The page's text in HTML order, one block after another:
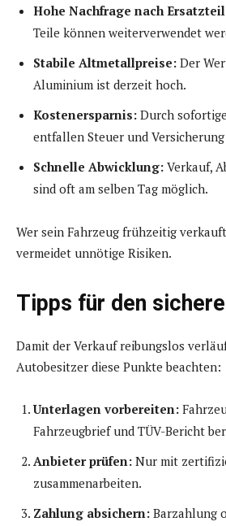
Hohe Nachfrage nach
Teile können weiterverwendet
Stabile Altmetallpreise: Der
Aluminium ist derzeit hoch.
Kostenersparnis: Durch
entfallen Steuer und
Schnelle Abwicklung: Verkauf,
sind oft am selben Tag möglich.
Wer sein Fahrzeug frühzeitig
vermeidet unnötige Risiken.
Tipps für den
Damit der Verkauf reibungslos
Autobesitzer diese Punkte beachten:
Unterlagen vorbereiten:
Fahrzeugbrief und TÜV-Bericht
Anbieter prüfen: Nur mit
zusammenarbeiten.
Zahlung absichern: Barzahlung